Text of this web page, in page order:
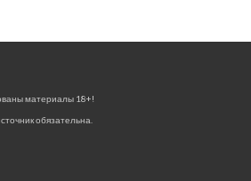
материалы 18+!
обязательна.